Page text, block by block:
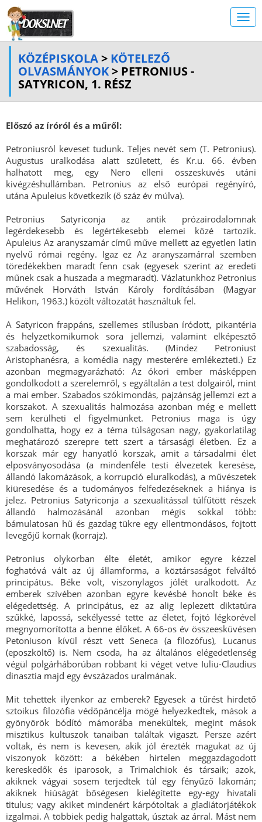
KÖZÉPISKOLA> KÖTELEZŐ
OLVASMÁNYOK> PETRONIUS -
SATYRICON, 1. RÉSZ
Előszó az íróról és a műről:
Petroniusról keveset tudunk. Teljes nevét sem (T. Petronius).
Augustus uralkodása alatt született, és Kr.u. 66. évben
halhatott meg, egy Nero elleni összesküvés utáni
kivégzéshullámban. Petronius az első európai regényíró,
utána Apuleius következik (ő száz év múlva).
Petronius Satyriconja az antik prózairodalomnak
legérdekesebb és legértékesebb elemei közé tartozik.
Apuleius Az aranyszamár című műve mellett az egyetlen latin
nyelvű római regény. Igaz ez Az aranyszamárral szemben
töredékekben maradt fenn csak (egyesek szerint az eredeti
műnek csak a huszada a megmaradt). Vázlatunkhoz Petronius
művének Horváth István Károly fordításában (Magyar
Helikon, 1963.) közölt változatát használtuk fel.
A Satyricon frappáns, szellemes stílusban íródott, pikantéria
és helyzetkomikumok sora jellemzi, valamint elképesztő
szabadosság, és szexualitás. (Mindez Petroniust
Aristophanésra, a komédia nagy mesterére emlékezteti.) Ez
azonban megmagyarázható: Az ókori ember másképpen
gondolkodott a szerelemről, s egyáltalán a test dolgairól, mint
a mai ember. Szabados szókimondás, pajzánság jellemzi ezt a
korszakot. A szexualitás halmozása azonban még e mellett
sem kerülheti el figyelmünket. Petronius maga is úgy
gondolhatta, hogy ez a téma túlságosan nagy, gyakorlatilag
meghatározó szerepre tett szert a társasági életben. Ez a
korszak már egy hanyatló korszak, amit a társadalmi élet
elposványosodása (a mindenféle testi élvezetek keresése,
állandó lakomázások, a korrupció eluralkodás), a művészetek
kiüresedése és a tudományos felfedezéseknek a hiánya is
jelez. Petronius Satyriconja a szexualitással túlfűtött részek
állandó halmozásánál azonban mégis sokkal több:
bámulatosan hű és gazdag tükre egy ellentmondásos, fojtott
levegőjű kornak (korrajz).
Petronius olykorban élte életét, amikor egyre kézzel
foghatóvá vált az új államforma, a köztársaságot felváltó
principátus. Béke volt, viszonylagos jólét uralkodott. Az
emberek szívében azonban egyre kevésbé honolt béke és
elégedettség. A principátus, ez az alig leplezett diktatúra
szűkké, lapossá, sekélyessé tette az életet, fojtó légkörével
megnyomorította a benne élőket. A 66-os év összeesküvésen
Petoniuson kívül részt vett Seneca (a filozófus), Lucanus
(eposzköltő) is. Nem csoda, ha az általános elégedetlenség
végül polgárháborúban robbant ki véget vetve Iuliu-Claudius
dinasztia majd egy évszázados uralmának.
Mit tehettek ilyenkor az emberek? Egyesek a tűrést hirdető
sztoikus filozófia védőpáncélja mögé helyezkedtek, mások a
gyönyörök bódító mámorába menekültek, megint mások
misztikus kultuszok tanaiban találtak vigaszt. Persze azért
voltak, és nem is kevesen, akik jól érezték magukat az új
viszonyok között: a békében hirtelen meggazdagodott
kereskedők és iparosok, a Trimalchiok és társaik; azok,
akiknek vágyai sosem terjedtek túl egy fényűző lakomán;
akiknek hiúságát bőségesen kielégítette egy-egy hivatali
titulus; vagy akiket mindenért kárpótoltak a gladiátorjátékok
izgalmai. A többiek pedig halgattak, úsztak az árral. Mást nem